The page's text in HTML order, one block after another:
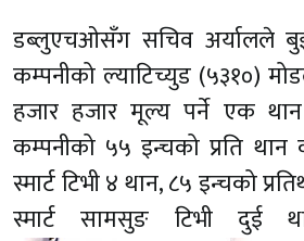
डब्लुएचओसँग सचिव अर्यालले
कम्पनीको ल्याटिच्युड (५३१०)
हजार हजार मूल्य पर्ने एक
कम्पनीको ५५ इन्चको प्रति
स्मार्ट टिभी ४ थान, ८५ इन्चको
स्मार्ट सामसुङ टिभी दुई